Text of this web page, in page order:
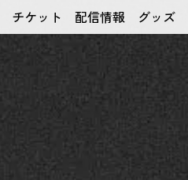
チケット 配信情報 グッズ